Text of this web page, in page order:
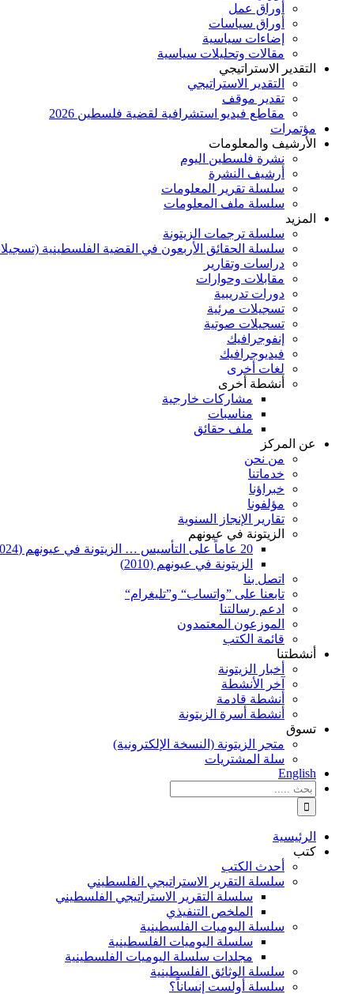
أوراق عمل
أوراق سياسات
إضاءات سياسية
مقالات وتحليلات سياسية
التقدير الاستراتيجي
التقدير الاستراتيجي
تقدير موقف
مقاطع فيديو استشرافية لقضية فلسطين 2026
مؤتمرات
الأرشيف والمعلومات
نشرة فلسطين اليوم
أرشيف النشرة
سلسلة تقرير المعلومات
سلسلة ملف المعلومات
المزيد
سلسلة ترجمات الزيتونة
سلسلة الحقائق الأربعون في القضية الفلسطينية
دراسات وتقارير
مقابلات وحوارات
دورات تدريبية
تسجيلات مرئية
تسجيلات صوتية
إنفوجرافيك
فيديوجرافيك
لغات أخرى
أنشطة أخرى
مشاركات خارجية
مناسبات
ملف حقائق
عن المركز
من نحن
خدماتنا
خبراؤنا
مؤلفونا
تقارير الإنجاز السنوية
الزيتونة في عيونهم
20 عاماً على التأسيس … الزيتونة في عيونهم (2024)
الزيتونة في عيونهم (2010)
اتصل بنا
تابعنا على ”واتساب“ و”تليغرام“
ادعم رسالتنا
الموزعون المعتمدون
قائمة الكتب
أنشطتنا
أخبار الزيتونة
آخر الأنشطة
أنشطة قادمة
أنشطة أسرة الزيتونة
تسوق
متجر الزيتونة (النسخة الإلكترونية)
سلة المشتريات
English
نتائج
البحث
بالنسبة
الي
:
الرئيسية
كتب
أحدث الكتب
سلسلة التقرير الاستراتيجي الفلسطيني
سلسلة التقرير الاستراتيجي الفلسطيني
الملخص التنفيذي
سلسلة اليوميات الفلسطينية
سلسلة اليوميات الفلسطينية
مجلدات سلسلة اليوميات الفلسطينية
سلسلة الوثائق الفلسطينية
سلسلة أولست إنساناً؟